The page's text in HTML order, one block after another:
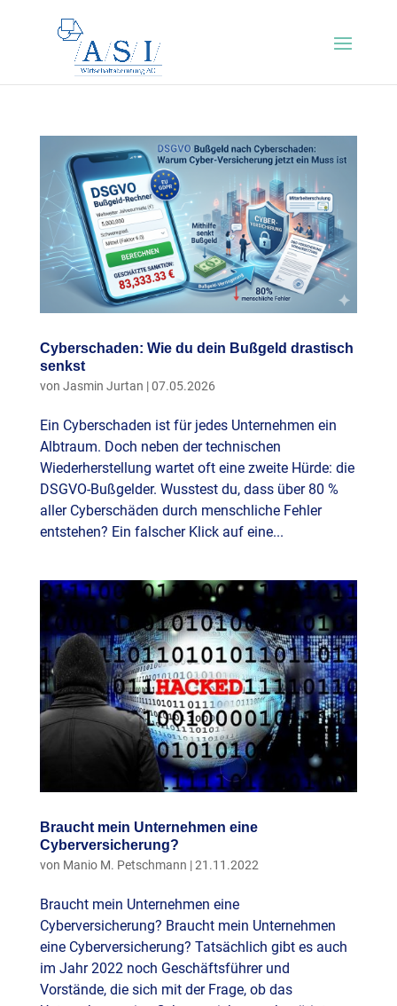
Cyberschaden: Wie du dein Bußgeld drastisch
senkst
von Jasmin Jurtan |07.05.2026
Ein Cyberschaden ist für jedes Unternehmen ein
Albtraum. Doch neben der technischen
Wiederherstellung wartet oft eine zweite Hürde: die
DSGVO-Bußgelder. Wusstest du, dass über 80 %
aller Cyberschäden durch menschliche Fehler
entstehen? Ein falscher Klick auf eine...
Braucht mein Unternehmen eine
Cyberversicherung?
von Manio M. Petschmann |21.11.2022
Braucht mein Unternehmen eine
Cyberversicherung? Braucht mein Unternehmen
eine Cyberversicherung? Tatsächlich gibt es auch
im Jahr 2022 noch Geschäftsführer und
Vorstände, die sich mit der Frage, ob das